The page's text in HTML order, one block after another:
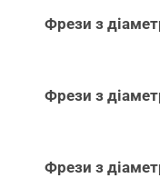
Фрези з
Фрези з
Фрези з